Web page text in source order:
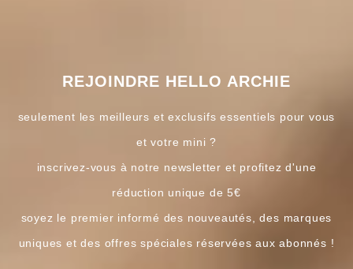
REJOINDRE HELLO ARCHIE
seulement les meilleurs et exclusifs essentiels pour vous
et votre mini ?
inscrivez-vous à notre newsletter et profitez d'une
réduction unique de 5€
soyez le premier informé des nouveautés, des marques
uniques et des offres spéciales réservées aux abonnés !